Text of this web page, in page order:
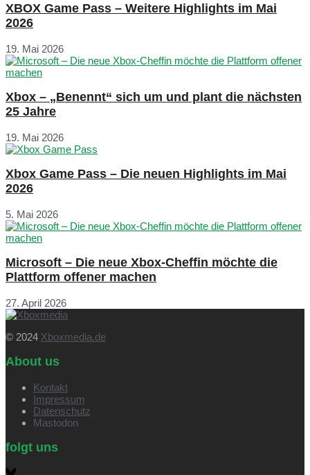
XBOX Game Pass – Weitere Highlights im Mai
2026
19. Mai 2026
Xbox – „Benennt“ sich um und plant die nächsten
25 Jahre
19. Mai 2026
Xbox Game Pass – Die neuen Highlights im Mai
2026
5. Mai 2026
Microsoft – Die neue Xbox-Cheffin möchte die
Plattform offener machen
27. April 2026
© 2024 Xboxmedia.de
About us
Kontakt
Impressum
Datenschutz
Mastodon
folgt uns